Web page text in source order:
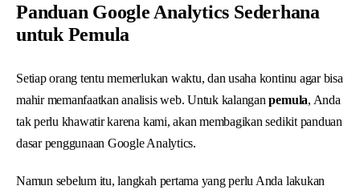
Panduan Google Analytics Sederhana
untuk Pemula
Setiap orang tentu memerlukan waktu, dan usaha kontinu agar bisa
mahir memanfaatkan analisis web. Untuk kalanganpemula, Anda
tak perlu khawatir karena kami, akan membagikan sedikit panduan
dasar penggunaan Google Analytics.
Namun sebelum itu, langkah pertama yang perlu Anda lakukan